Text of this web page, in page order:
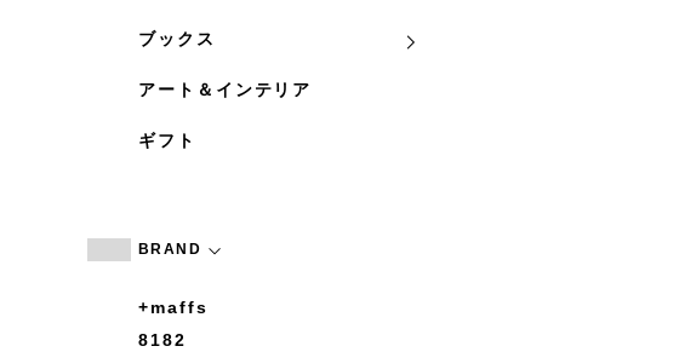
ブックス
アート＆インテリア
ギフト
BRAND
+maffs
8182